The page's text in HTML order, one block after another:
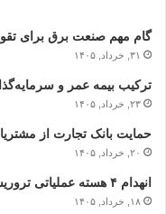
گام مهم صنعت برق برای
۳۱, خرداد, ۱۴۰۵
ترکیب بیمه عمر و
۲۳, خرداد, ۱۴۰۵
حمایت بانک تجارت از
۲۰, خرداد, ۱۴۰۵
انهدام ۴ هسته عملیاتی تروریستی (اینفوگرافیک)
۱۸, خرداد, ۱۴۰۵